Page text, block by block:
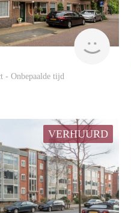
- Onbepaalde tijd
VERHUURD